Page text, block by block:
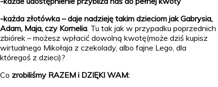
-każda złotówka – daje nadzieję takim dzieciom jak Gabrysia,
Adam, Maja, czy Kornelia. Tu tak jak w przypadku poprzednich
zbiórek – możesz wpłacić dowolną kwotę(może dziś kupisz
wirtualnego Mikołaja z czekolady, albo fajne Lego, dla
któregoś z dzieci)?
Co zrobiliśmy RAZEM i DZIĘKI WAM: